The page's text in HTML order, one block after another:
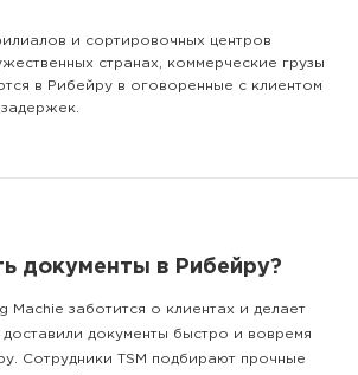
и сортировочных центров
странах, коммерческие грузы
в Рибейру в оговоренные с клиентом
документы в Рибейру?
Machie заботится о клиентах и делает
документы быстро и вовремя
Сотрудники TSM подбирают прочные